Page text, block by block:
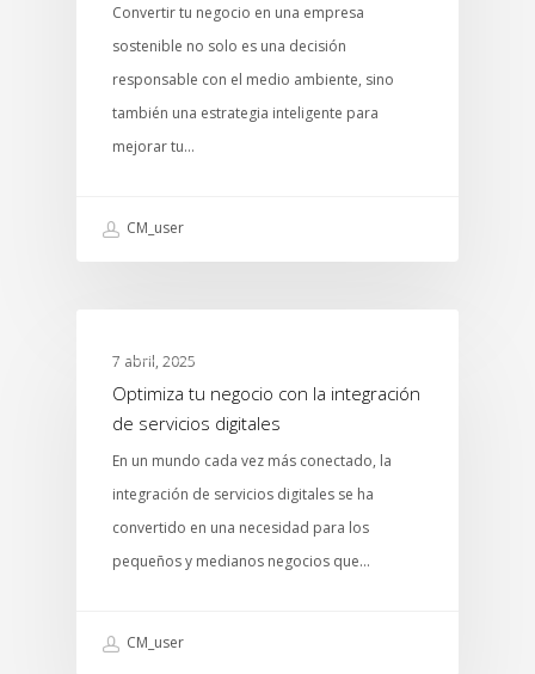
Convertir tu negocio en una empresa
sostenible no solo es una decisión
responsable con el medio ambiente, sino
también una estrategia inteligente para
mejorar tu…
CM_user
7 abril, 2025
Optimiza tu negocio con la integración
de servicios digitales
En un mundo cada vez más conectado, la
integración de servicios digitales se ha
convertido en una necesidad para los
pequeños y medianos negocios que…
CM_user